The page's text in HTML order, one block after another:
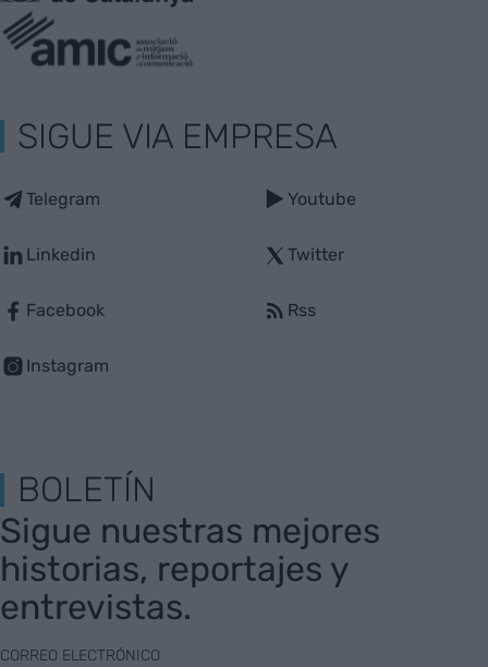
SIGUE VIA EMPRESA
Telegram
Linkedin
Facebook
Instagram
Youtube
Twitter
Rss
BOLETÍN
Sigue nuestras mejores
historias, reportajes y
entrevistas.
CORREO ELECTRÓNICO